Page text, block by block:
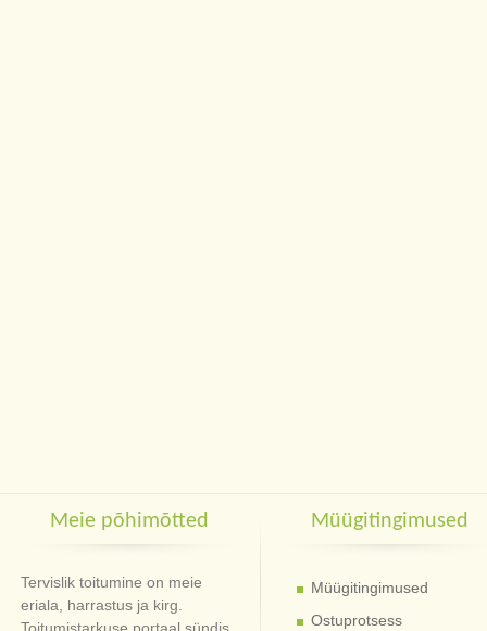
Meie põhimõtted
Tervislik toitumine on meie
eriala, harrastus ja kirg.
Müügitingimused
Müügitingimused
Ostuprotsess